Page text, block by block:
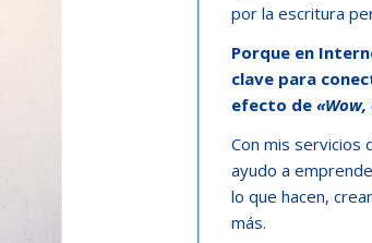
por la escritura
Porque en
clave para
efecto de
Con mis servicios
ayudo a
lo que hacen,
más.